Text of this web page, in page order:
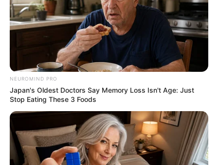
NEUROMIND PRO
Japan's Oldest Doctors Say Memory Loss Isn't Age: Just
Stop Eating These 3 Foods